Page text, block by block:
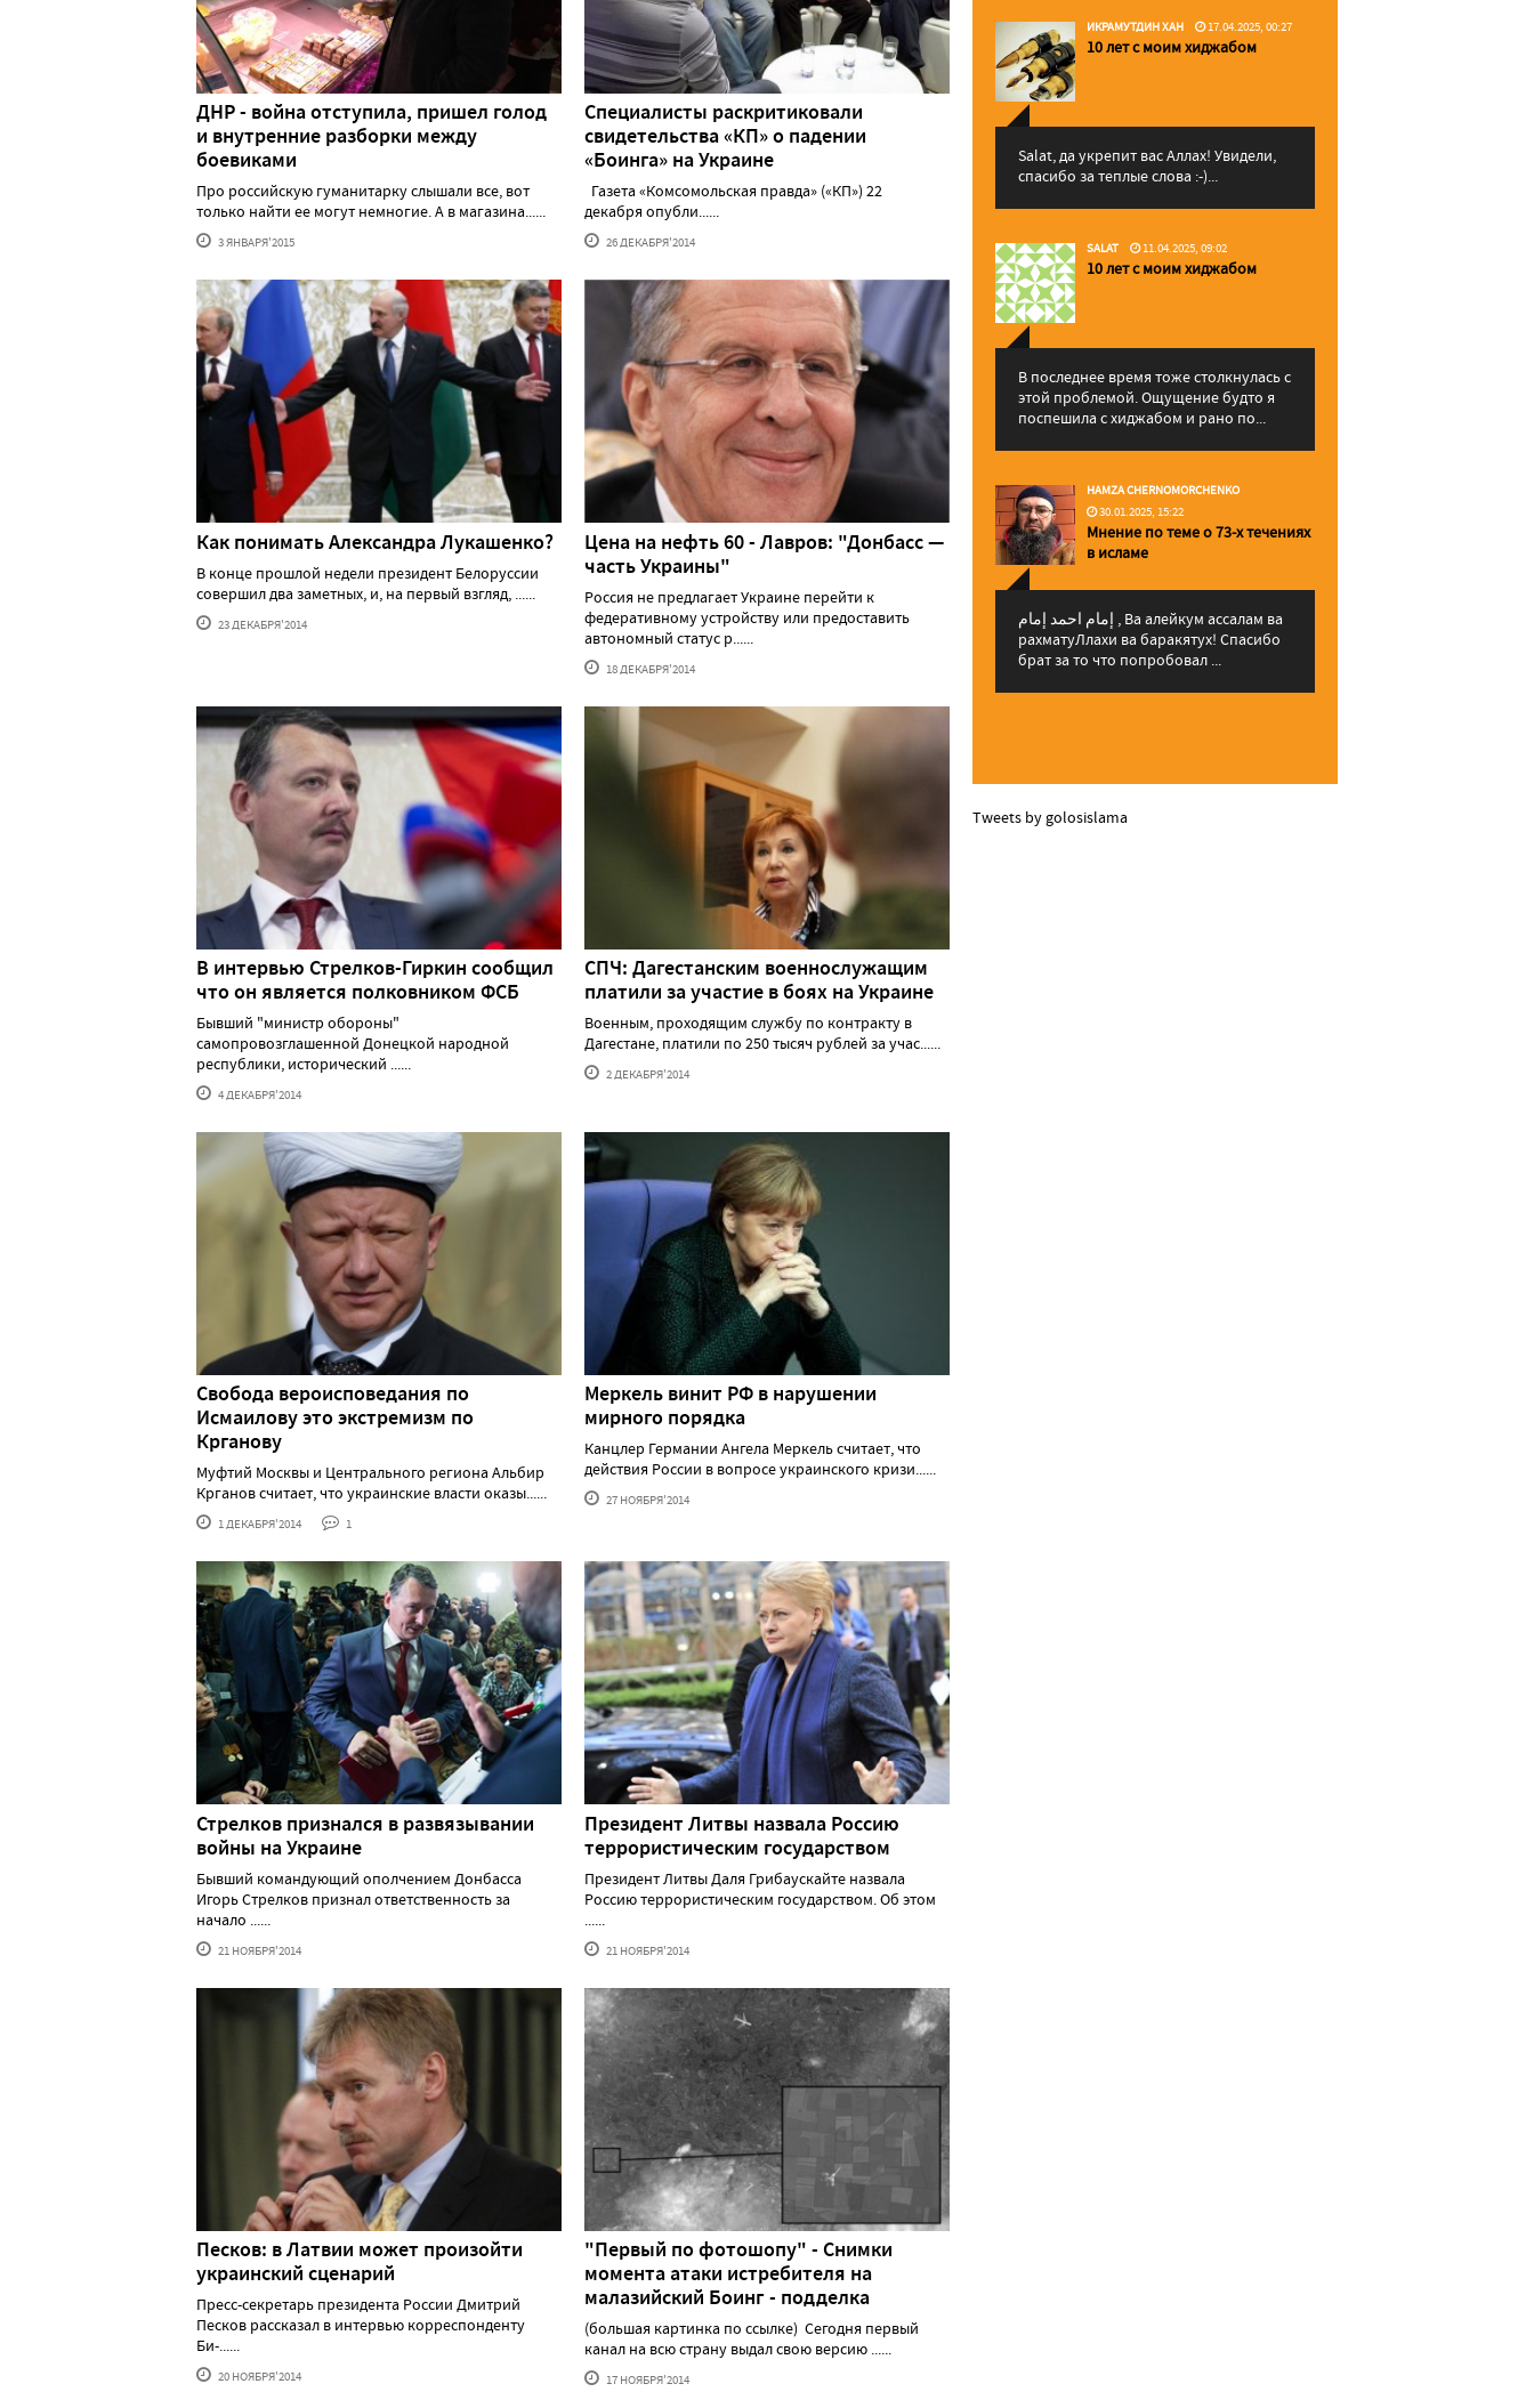
ДНР - война отступила, пришел голод
и внутренние разборки между
боевиками
Про российскую гуманитарку слышали все, вот
только найти ее могут немногие. А в магазина......
3 ЯНВАРЯ'2015
Специалисты раскритиковали
свидетельства «КП» о падении
«Боинга» на Украине
Газета «Комсомольская правда» («КП») 22
декабря опубли......
26 ДЕКАБРЯ'2014
Как понимать Александра Лукашенко?
В конце прошлой недели президент Белоруссии
совершил два заметных, и, на первый взгляд, ......
23 ДЕКАБРЯ'2014
Цена на нефть 60 - Лавров: "Донбасс —
часть Украины"
Россия не предлагает Украине перейти к
федеративному устройству или предоставить
автономный статус р......
18 ДЕКАБРЯ'2014
В интервью Стрелков-Гиркин сообщил
что он является полковником ФСБ
Бывший "министр обороны"
самопровозглашенной Донецкой народной
республики, исторический ......
4 ДЕКАБРЯ'2014
СПЧ: Дагестанским военнослужащим
платили за участие в боях на Украине
Военным, проходящим службу по контракту в
Дагестане, платили по 250 тысяч рублей за учас......
2 ДЕКАБРЯ'2014
Свобода вероисповедания по
Исмаилову это экстремизм по
Крганову
Муфтий Москвы и Центрального региона Альбир
Крганов считает, что украинские власти оказы......
1 ДЕКАБРЯ'2014 1
Меркель винит РФ в нарушении
мирного порядка
Канцлер Германии Ангела Меркель считает, что
действия России в вопросе украинского кризи......
27 НОЯБРЯ'2014
Стрелков признался в развязывании
войны на Украине
Бывший командующий ополчением Донбасса
Игорь Стрелков признал ответственность за
начало ......
21 НОЯБРЯ'2014
Президент Литвы назвала Россию
террористическим государством
Президент Литвы Даля Грибаускайте назвала
Россию террористическим государством. Об этом
......
21 НОЯБРЯ'2014
Песков: в Латвии может произойти
украинский сценарий
Пресс-секретарь президента России Дмитрий
Песков рассказал в интервью корреспонденту
Би-......
20 НОЯБРЯ'2014
"Первый по фотошопу" - Снимки
момента атаки истребителя на
малазийский Боинг - подделка
(большая картинка по ссылке) Сегодня первый
канал на всю страну выдал свою версию ......
17 НОЯБРЯ'2014
ИКРАМУТДИН ХАН 17.04.2025, 00:27
10 лет с моим хиджабом
Salat, да укрепит вас Аллаx! Увидели,
спасибо за теплые слова :-)...
SALAT 11.04.2025, 09:02
10 лет с моим хиджабом
В последнее время тоже столкнулась с
этой проблемой. Ощущение будто я
поспешила с хиджабом и рано по...
HAMZA CHERNOMORCHENKO
30.01.2025, 15:22
Мнение по теме о 73-х течениях
в исламе
إمام احمد إمام , Ва алейкум ассалам ва
рахматуЛлахи ва баракятух! Спасибо
брат за то что попробовал ...
Tweets by golosislama